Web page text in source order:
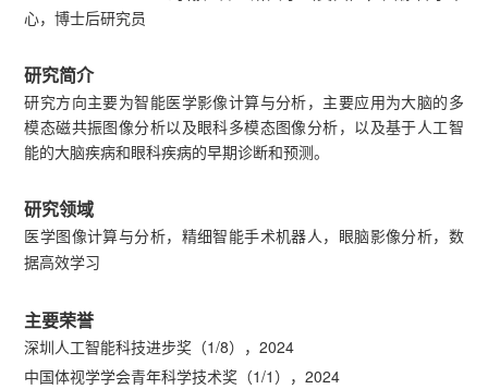
心，博士后研究员
研究简介
研究方向主要为智能医学影像计算与分析，主要应用为大脑的多
模态磁共振图像分析以及眼科多模态图像分析，以及基于人工智
能的大脑疾病和眼科疾病的早期诊断和预测。
研究领域
医学图像计算与分析，精细智能手术机器人，眼脑影像分析，数
据高效学习
主要荣誉
深圳人工智能科技进步奖（1/8），2024
中国体视学学会青年科学技术奖（1/1），2024